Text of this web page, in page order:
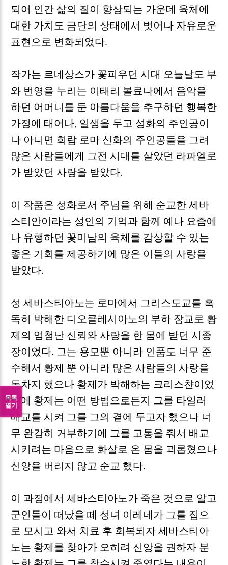
되어 인간 삶의 질이 향상되는 가운데 육체에
대한 가치도 금단의 상태에서 벗어나 자유로운
표현으로 변화되었다.
작가는 르네상스가 꽃피우던 시대 오늘날도 부
와 번영을 누리는 이태리 볼료나에서 음악을
하던 어머니를 둔 아름다움을 추구하던 행복한
가정에 태어나, 일생을 두고 성화의 주인공이
나 아니면 희랍 로마 신화의 주인공들을 그려
많은 사람들에게 그전 시대를 살았던 라파엘로
가 받았던 사랑을 받았다.
이 작품은 성화로서 주님을 위해 순교한 세바
스티안이라는 성인의 기억과 함께 예나 요즘에
나 유행하던 꽃미남의 육체를 감상할 수 있는
좋은 기회를 제공하기에 많은 이들의 사랑을
받았다.
성 세바스티아노는 로마에서 그리스도교를 혹
독히 박해한 디오클레시아노의 부하 장교로 황
제의 엄청난 신뢰와 사랑을 한 몸에 받던 시종
장이었다. 그는 용모뿐 아니라 인품도 너무 준
수해서 황제 뿐 아니라 많은 사람들의 사랑을
독차지 했으나 황제가 박해하는 크리스챤이었
기에 황제는 어떤 방법으로든지 그를 타일러
배교를 시켜 그를 그의 곁에 두고자 했으나 너
무 완강히 거부하기에 그를 고통을 줘서 배교
시키려는 마음으로 화살로 온 몸을 괴롭혔으나
신앙을 버리지 않고 순교 했다.
이 과정에서 세바스티아노가 죽은 것으로 알고
군인들이 떠났을 떼 성녀 이레네가 그를 집으
로 모시고 와서 치료 후 회복되자 세바스티아
노는 황제를 찾아가 오히려 신앙을 권하자 분
목록
열기